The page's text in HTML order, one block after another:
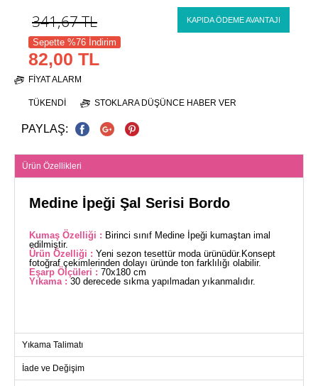
341,67TL KAPIDA ÖDEME AVANTAJI
Sepette %76 İndirim
82,00 TL
FIYAT ALARM
TÜKENDI STOKLARA DÜŞÜNCE HABER VER
PAYLAŞ:
Ürün Özellikleri
Medine İpeği Şal Serisi Bordo
Kumaş Özelliği : Birinci sınıf Medine İpeği kumaştan imal
edilmiştir.
Ürün Özelliği : Yeni sezon tesettür moda ürünüdür.Konsept
fotoğraf çekimlerinden dolayı üründe ton farklılığı olabilir.
Eşarp Ölçüleri : 70x180 cm
Yıkama : 30 derecede sıkma yapılmadan yıkanmalıdır.
Yıkama Talimatı
İade ve Değişim